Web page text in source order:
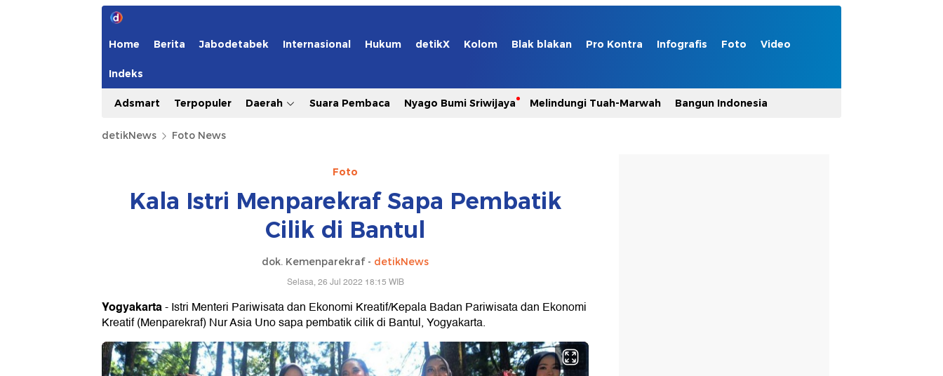
Home Berita Jabodetabek Internasional Hukum detikX Kolom Blak blakan Pro Kontra Infografis Foto Video
Indeks
Adsmart Terpopuler Daerah Suara Pembaca Nyago Bumi Sriwijaya Melindungi Tuah-Marwah Bangun Indonesia
detikNews Foto News
Foto
Kala Istri Menparekraf Sapa Pembatik
Cilik di Bantul
dok. Kemenparekraf - detikNews
Selasa, 26 Jul 2022 18:15 WIB
Yogyakarta- Istri Menteri Pariwisata dan Ekonomi Kreatif/Kepala Badan Pariwisata dan Ekonomi
Kreatif (Menparekraf) Nur Asia Uno sapa pembatik cilik di Bantul, Yogyakarta.